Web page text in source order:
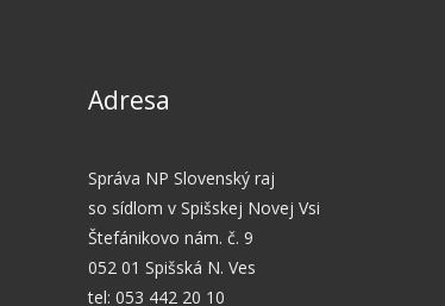
Adresa
Správa NP Slovenský raj
so sídlom v Spišskej Novej Vsi
Štefánikovo nám. č. 9
052 01 Spišská N. Ves
tel: 053 442 20 10